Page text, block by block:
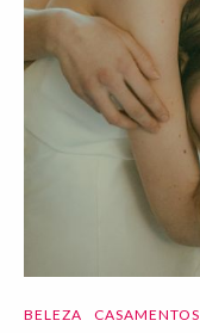
BELEZA CASAMENTOS